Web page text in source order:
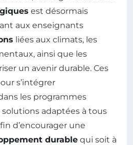
est désormais
aux enseignants
liées aux climats, les
ainsi que les
un avenir durable. Ces
s’intégrer
les programmes
solutions adaptées à tous
d’encourager une
durable qui soit à